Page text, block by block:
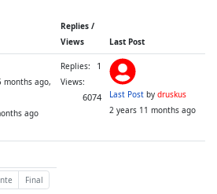
Replies /
Views
Last Post
months ago,
ago
Replies: 1
Views:
6074 Last Post by druskus
2 years 11 months ago
Final